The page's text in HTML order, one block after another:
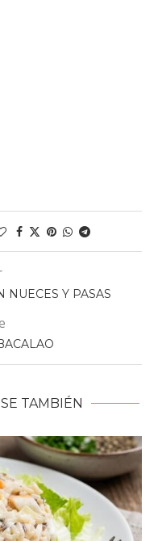
NUECES Y PASAS
TAMBIÉN